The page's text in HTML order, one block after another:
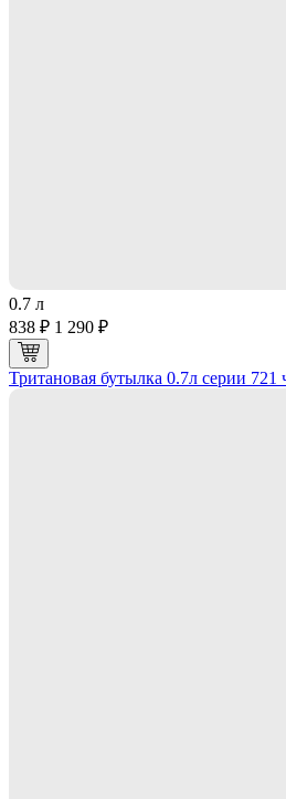
0.7 л
838 ₽ 1 290 ₽
Тритановая бутылка 0.7л серии 721